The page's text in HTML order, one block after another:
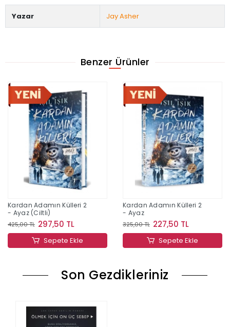
Yazar Jay Asher
Benzer Ürünler
Kardan Adamın Külleri 2
- Ayaz (Ciltli)
425,00 TL 297,50 TL
Sepete Ekle
Kardan Adamın Külleri 2
- Ayaz
325,00 TL 227,50 TL
Sepete Ekle
Son Gezdikleriniz